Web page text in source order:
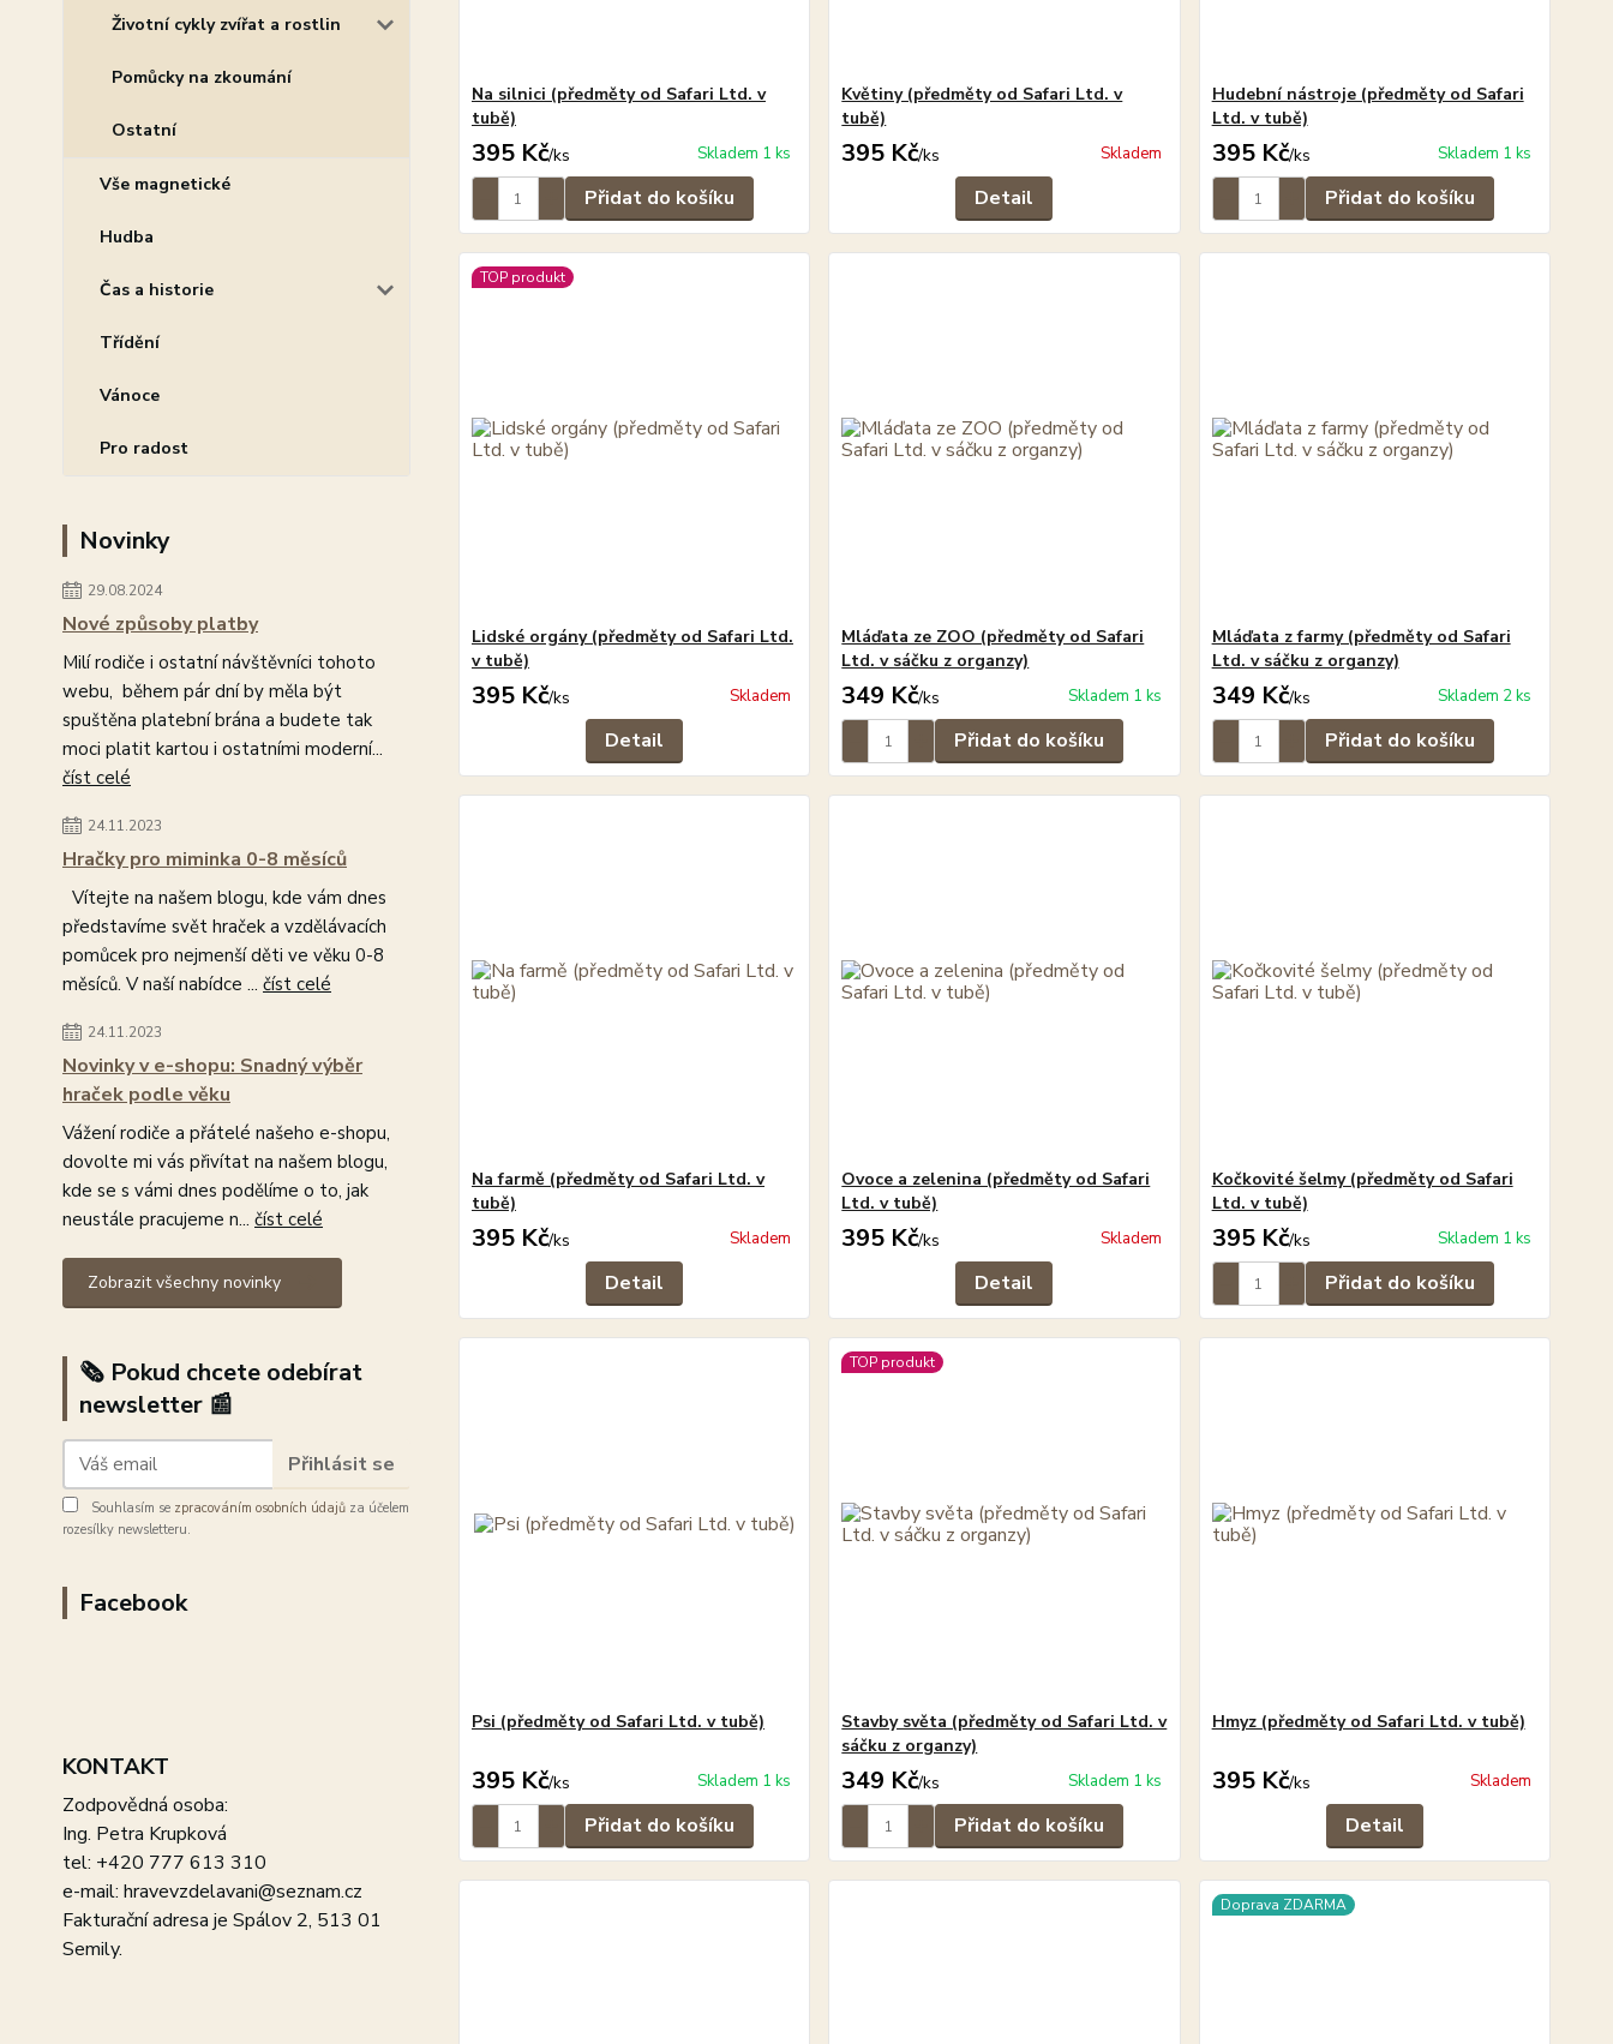
Životní cykly zvířat a rostlin
Pomůcky na zkoumání
Ostatní
Vše magnetické
Hudba
Čas a historie
Třídění
Vánoce
Pro radost
Novinky
29.08.2024
Nové způsoby platby
Milí rodiče i ostatní návštěvníci tohoto
webu, během pár dní by měla být
spuštěna platební brána a budete tak
moci platit kartou i ostatními moderní...
číst celé
24.11.2023
Hračky pro miminka 0-8 měsíců
Vítejte na našem blogu, kde vám dnes
představíme svět hraček a vzdělávacích
pomůcek pro nejmenší děti ve věku 0-8
měsíců. V naší nabídce ... číst celé
24.11.2023
Novinky v e-shopu: Snadný výběr
hraček podle věku
Vážení rodiče a přátelé našeho e-shopu,
dovolte mi vás přivítat na našem blogu,
kde se s vámi dnes podělíme o to, jak
neustále pracujeme n... číst celé
Zobrazit všechny novinky
🗞️ Pokud chcete odebírat
newsletter 📰
Přihlásit se
Souhlasím se zpracováním osobních údajů za účelem
rozesílky newsletteru.
Facebook
KONTAKT
Zodpovědná osoba:
Ing. Petra Krupková
tel: +420 777 613 310
e-mail: hravevzdelavani@seznam.cz
Fakturační adresa je Spálov 2, 513 01
Semily.
Na silnici (předměty od Safari Ltd. v
tubě)
395 Kč/ks Skladem 1 ks
Přidat do košíku
Květiny (předměty od Safari Ltd. v
tubě)
395 Kč/ks Skladem
Detail
Hudební nástroje (předměty od Safari
Ltd. v tubě)
395 Kč/ks Skladem 1 ks
Přidat do košíku
TOP produkt
Lidské orgány (předměty od Safari Ltd.
v tubě)
395 Kč/ks Skladem
Detail
Mláďata ze ZOO (předměty od Safari
Ltd. v sáčku z organzy)
349 Kč/ks Skladem 1 ks
Přidat do košíku
Mláďata z farmy (předměty od Safari
Ltd. v sáčku z organzy)
349 Kč/ks Skladem 2 ks
Přidat do košíku
Na farmě (předměty od Safari Ltd. v
tubě)
395 Kč/ks Skladem
Detail
Ovoce a zelenina (předměty od Safari
Ltd. v tubě)
395 Kč/ks Skladem
Detail
Kočkovité šelmy (předměty od Safari
Ltd. v tubě)
395 Kč/ks Skladem 1 ks
Přidat do košíku
Psi (předměty od Safari Ltd. v tubě)
395 Kč/ks Skladem 1 ks
Přidat do košíku
TOP produkt
Stavby světa (předměty od Safari Ltd. v
sáčku z organzy)
349 Kč/ks Skladem 1 ks
Přidat do košíku
Hmyz (předměty od Safari Ltd. v tubě)
395 Kč/ks Skladem
Detail
Doprava ZDARMA